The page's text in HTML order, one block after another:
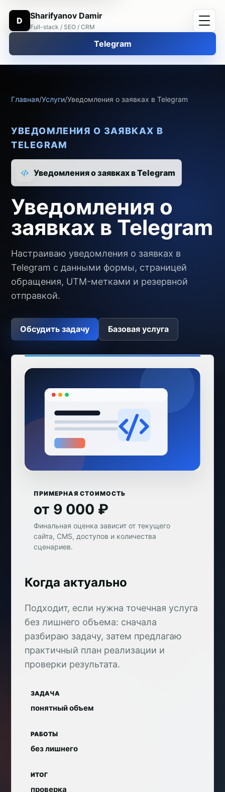
D Sharifyanov Damir
Full-stack / SEO / CRM
Telegram
Главная/Услуги/Уведомления о заявках в Telegram
УВЕДОМЛЕНИЯ О ЗАЯВКАХ В
TELEGRAM
Уведомления о заявках в Telegram
Уведомления о
заявках в Telegram
Настраиваю уведомления о заявках в
Telegram с данными формы, страницей
обращения, UTM-метками и резервной
отправкой.
Обсудить задачу Базовая услуга
ПРИМЕРНАЯ СТОИМОСТЬ
от 9 000 ₽
Финальная оценка зависит от текущего
сайта, CMS, доступов и количества
сценариев.
Когда актуально
Подходит, если нужна точечная услуга
без лишнего объема: сначала
разбираю задачу, затем предлагаю
практичный план реализации и
проверки результата.
ЗАДАЧА
понятный объем
РАБОТЫ
без лишнего
ИТОГ
проверка